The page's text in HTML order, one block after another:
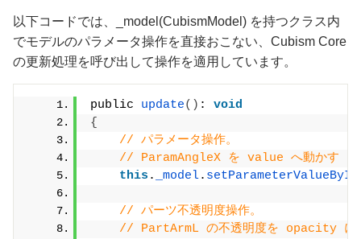
以下コードでは、_model(CubismModel) を持つクラス内
でモデルのパラメータ操作を直接おこない、Cubism Core
の更新処理を呼び出して操作を適用しています。
public update() : void
{
// パラメータ操作。
// ParamAngleX を value へ動かす
this . _model. setParameterValueById
// パーツ不透明度操作。
// PartArmL の不透明度を opacity に